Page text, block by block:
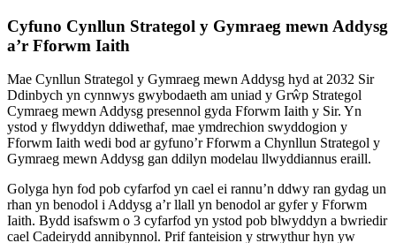
Cyfuno Cynllun Strategol y Gymraeg mewn Addysg
a’r Fforwm Iaith
Mae Cynllun Strategol y Gymraeg mewn Addysg hyd at 2032 Sir
Ddinbych yn cynnwys gwybodaeth am uniad y Grŵp Strategol
Cymraeg mewn Addysg presennol gyda Fforwm Iaith y Sir. Yn
ystod y flwyddyn ddiwethaf, mae ymdrechion swyddogion y
Fforwm Iaith wedi bod ar gyfuno’r Fforwm a Chynllun Strategol y
Gymraeg mewn Addysg gan ddilyn modelau llwyddiannus eraill.
Golyga hyn fod pob cyfarfod yn cael ei rannu’n ddwy ran gydag un
rhan yn benodol i Addysg a’r llall yn benodol ar gyfer y Fforwm
Iaith. Bydd isafswm o 3 cyfarfod yn ystod pob blwyddyn a bwriedir
cael Cadeirydd annibynnol. Prif fanteision y strwythur hyn yw